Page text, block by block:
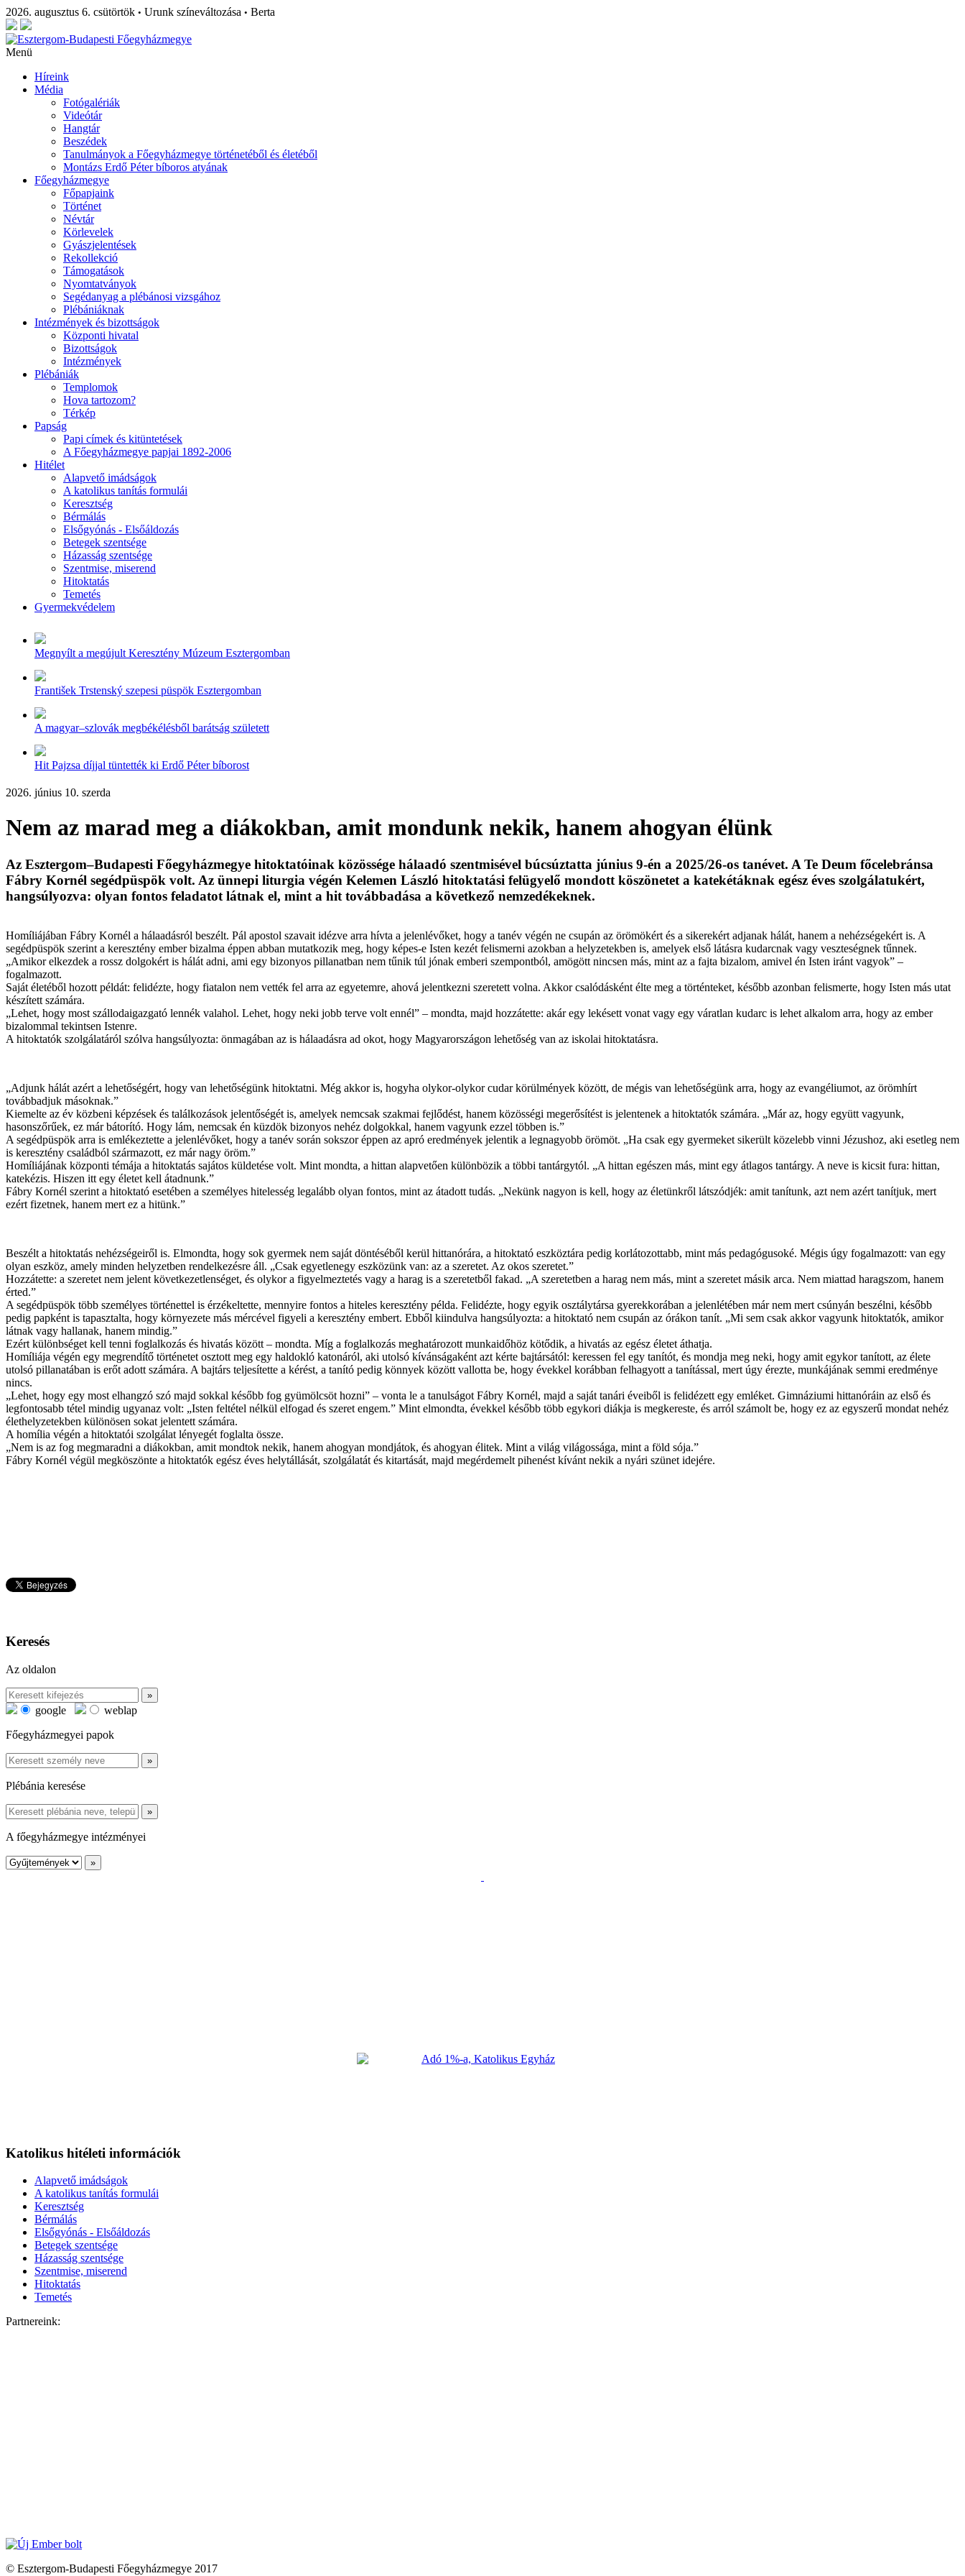
2026. augusztus 6. csütörtök • Urunk színeváltozása • Berta
Menü
Híreink
Média
Fotógalériák
Videótár
Hangtár
Beszédek
Tanulmányok a Főegyházmegye történetéből és életéből
Montázs Erdő Péter bíboros atyának
Főegyházmegye
Főpapjaink
Történet
Névtár
Körlevelek
Gyászjelentések
Rekollekció
Támogatások
Nyomtatványok
Segédanyag a plébánosi vizsgához
Plébániáknak
Intézmények és bizottságok
Központi hivatal
Bizottságok
Intézmények
Plébániák
Templomok
Hova tartozom?
Térkép
Papság
Papi címek és kitüntetések
A Főegyházmegye papjai 1892-2006
Hitélet
Alapvető imádságok
A katolikus tanítás formulái
Keresztség
Bérmálás
Elsőgyónás - Elsőáldozás
Betegek szentsége
Házasság szentsége
Szentmise, miserend
Hitoktatás
Temetés
Gyermekvédelem
Megnyílt a megújult Keresztény Múzeum Esztergomban
František Trstenský szepesi püspök Esztergomban
A magyar–szlovák megbékélésből barátság született
Hit Pajzsa díjjal tüntették ki Erdő Péter bíborost
2026. június 10. szerda
Nem az marad meg a diákokban, amit mondunk nekik, hanem ahogyan élünk
Az Esztergom–Budapesti Főegyházmegye hitoktatóinak közössége hálaadó szentmisével búcsúztatta június 9-én a 2025/26-os tanévet. A Te Deum főcelebránsa
Fábry Kornél segédpüspök volt. Az ünnepi liturgia végén Kelemen László hitoktatási felügyelő mondott köszönetet a katekétáknak egész éves szolgálatukért,
hangsúlyozva: olyan fontos feladatot látnak el, mint a hit továbbadása a következő nemzedékeknek.
Homíliájában Fábry Kornél a hálaadásról beszélt. Pál apostol szavait idézve arra hívta a jelenlévőket, hogy a tanév végén ne csupán az örömökért és a sikerekért adjanak hálát, hanem a nehézségekért is. A
segédpüspök szerint a keresztény ember bizalma éppen abban mutatkozik meg, hogy képes-e Isten kezét felismerni azokban a helyzetekben is, amelyek első látásra kudarcnak vagy veszteségnek tűnnek.
„Amikor elkezdek a rossz dolgokért is hálát adni, ami egy bizonyos pillanatban nem tűnik túl jónak emberi szempontból, amögött nincsen más, mint az a fajta bizalom, amivel én Isten iránt vagyok” –
fogalmazott.
Saját életéből hozott példát: felidézte, hogy fiatalon nem vették fel arra az egyetemre, ahová jelentkezni szeretett volna. Akkor csalódásként élte meg a történteket, később azonban felismerte, hogy Isten más utat
készített számára.
„Lehet, hogy most szállodaigazgató lennék valahol. Lehet, hogy neki jobb terve volt ennél” – mondta, majd hozzátette: akár egy lekésett vonat vagy egy váratlan kudarc is lehet alkalom arra, hogy az ember
bizalommal tekintsen Istenre.
A hitoktatók szolgálatáról szólva hangsúlyozta: önmagában az is hálaadásra ad okot, hogy Magyarországon lehetőség van az iskolai hitoktatásra.
„Adjunk hálát azért a lehetőségért, hogy van lehetőségünk hitoktatni. Még akkor is, hogyha olykor-olykor cudar körülmények között, de mégis van lehetőségünk arra, hogy az evangéliumot, az örömhírt
továbbadjuk másoknak.”
Kiemelte az év közbeni képzések és találkozások jelentőségét is, amelyek nemcsak szakmai fejlődést, hanem közösségi megerősítést is jelentenek a hitoktatók számára. „Már az, hogy együtt vagyunk,
hasonszőrűek, ez már bátorító. Hogy lám, nemcsak én küzdök bizonyos nehéz dolgokkal, hanem vagyunk ezzel többen is.”
A segédpüspök arra is emlékeztette a jelenlévőket, hogy a tanév során sokszor éppen az apró eredmények jelentik a legnagyobb örömöt. „Ha csak egy gyermeket sikerült közelebb vinni Jézushoz, aki esetleg nem
is keresztény családból származott, ez már nagy öröm.”
Homíliájának központi témája a hitoktatás sajátos küldetése volt. Mint mondta, a hittan alapvetően különbözik a többi tantárgytól. „A hittan egészen más, mint egy átlagos tantárgy. A neve is kicsit fura: hittan,
katekézis. Hiszen itt egy életet kell átadnunk.”
Fábry Kornél szerint a hitoktató esetében a személyes hitelesség legalább olyan fontos, mint az átadott tudás. „Nekünk nagyon is kell, hogy az életünkről látszódjék: amit tanítunk, azt nem azért tanítjuk, mert
ezért fizetnek, hanem mert ez a hitünk.”
Beszélt a hitoktatás nehézségeiről is. Elmondta, hogy sok gyermek nem saját döntéséből kerül hittanórára, a hitoktató eszköztára pedig korlátozottabb, mint más pedagógusoké. Mégis úgy fogalmazott: van egy
olyan eszköz, amely minden helyzetben rendelkezésre áll. „Csak egyetlenegy eszközünk van: az a szeretet. Az okos szeretet.”
Hozzátette: a szeretet nem jelent következetlenséget, és olykor a figyelmeztetés vagy a harag is a szeretetből fakad. „A szeretetben a harag nem más, mint a szeretet másik arca. Nem miattad haragszom, hanem
érted.”
A segédpüspök több személyes történettel is érzékeltette, mennyire fontos a hiteles keresztény példa. Felidézte, hogy egyik osztálytársa gyerekkorában a jelenlétében már nem mert csúnyán beszélni, később
pedig papként is tapasztalta, hogy környezete más mércével figyeli a keresztény embert. Ebből kiindulva hangsúlyozta: a hitoktató nem csupán az órákon tanít. „Mi sem csak akkor vagyunk hitoktatók, amikor
látnak vagy hallanak, hanem mindig.”
Ezért különbséget kell tenni foglalkozás és hivatás között – mondta. Míg a foglalkozás meghatározott munkaidőhöz kötődik, a hivatás az egész életet áthatja.
Homíliája végén egy megrendítő történetet osztott meg egy haldokló katonáról, aki utolsó kívánságaként azt kérte bajtársától: keressen fel egy tanítót, és mondja meg neki, hogy amit egykor tanított, az élete
utolsó pillanatában is erőt adott számára. A bajtárs teljesítette a kérést, a tanító pedig könnyek között vallotta be, hogy évekkel korábban felhagyott a tanítással, mert úgy érezte, munkájának semmi eredménye
nincs.
„Lehet, hogy egy most elhangzó szó majd sokkal később fog gyümölcsöt hozni” – vonta le a tanulságot Fábry Kornél, majd a saját tanári éveiből is felidézett egy emléket. Gimnáziumi hittanóráin az első és
legfontosabb tétel mindig ugyanaz volt: „Isten feltétel nélkül elfogad és szeret engem.” Mint elmondta, évekkel később több egykori diákja is megkereste, és arról számolt be, hogy ez az egyszerű mondat nehéz
élethelyzetekben különösen sokat jelentett számára.
A homília végén a hitoktatói szolgálat lényegét foglalta össze.
„Nem is az fog megmaradni a diákokban, amit mondtok nekik, hanem ahogyan mondjátok, és ahogyan élitek. Mint a világ világossága, mint a föld sója.”
Fábry Kornél végül megköszönte a hitoktatók egész éves helytállását, szolgálatát és kitartását, majd megérdemelt pihenést kívánt nekik a nyári szünet idejére.
Keresés
Az oldalon
google
weblap
Főegyházmegyei papok
Plébánia keresése
A főegyházmegye intézményei
Katolikus hitéleti információk
Alapvető imádságok
A katolikus tanítás formulái
Keresztség
Bérmálás
Elsőgyónás - Elsőáldozás
Betegek szentsége
Házasság szentsége
Szentmise, miserend
Hitoktatás
Temetés
Partnereink:
© Esztergom-Budapesti Főegyházmegye 2017